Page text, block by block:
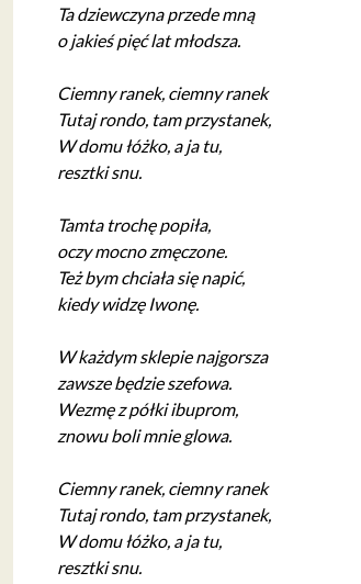
Ta dziewczyna przede mną
o jakieś pięć lat młodsza.
Ciemny ranek, ciemny ranek
Tutaj rondo, tam przystanek,
W domu łóżko, a ja tu,
resztki snu.
Tamta trochę popiła,
oczy mocno zmęczone.
Też bym chciała się napić,
kiedy widzę Iwonę.
W każdym sklepie najgorsza
zawsze będzie szefowa.
Wezmę z półki ibuprom,
znowu boli mnie glowa.
Ciemny ranek, ciemny ranek
Tutaj rondo, tam przystanek,
W domu łóżko, a ja tu,
resztki snu.